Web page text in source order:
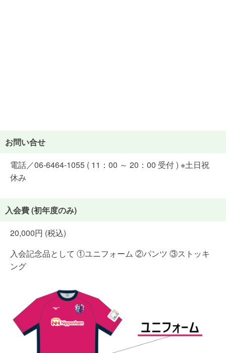
お問い合せ
電話／06-6464-1055 ( 11：00 ～ 20：00 受付 ) ※土日祝
休み
入会費 (初年度のみ)
20,000円 (税込)
入会記念品として ①ユニフォーム ②パンツ ③ストッキ
ング